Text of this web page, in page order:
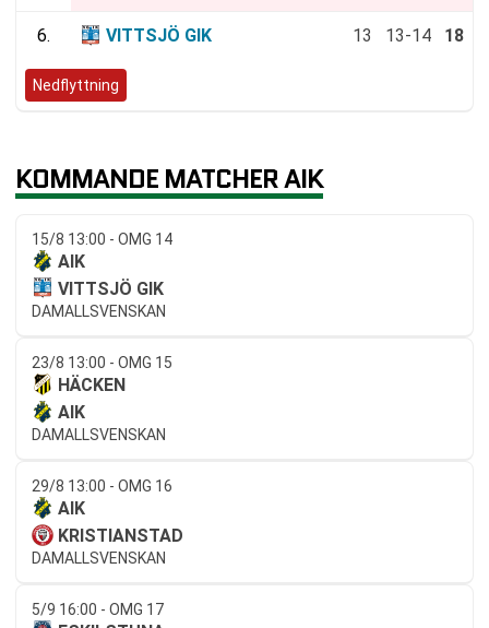
6. VITTSJÖ GIK 13 13-14 18
Nedflyttning
KOMMANDE MATCHER AIK
15/8 13:00 - OMG 14
AIK
VITTSJÖ GIK
DAMALLSVENSKAN
23/8 13:00 - OMG 15
HÄCKEN
AIK
DAMALLSVENSKAN
29/8 13:00 - OMG 16
AIK
KRISTIANSTAD
DAMALLSVENSKAN
5/9 16:00 - OMG 17